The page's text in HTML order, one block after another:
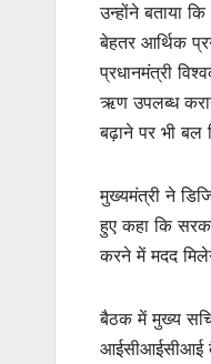
उन्होंने बताया
बेहतर आर्थिक
प्रधानमंत्री
ऋण उपलब्ध
बढ़ाने पर भी बल
मुख्यमंत्री ने
हुए कहा कि
करने में मदद
बैठक में मुख्य
आईसीआईसीआई